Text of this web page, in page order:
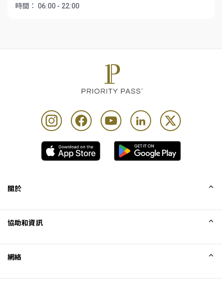
時間：
06:00 - 22:00
關於
Excellence Awards
協助和資訊
網絡